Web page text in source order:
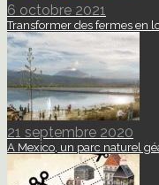
6 octobre 2021
Transformer des fermes en
21 septembre 2020
A Mexico, un parc naturel